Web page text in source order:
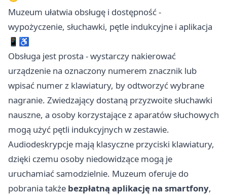
Muzeum ułatwia obsługę i dostępność -
wypożyczenie, słuchawki, pętle indukcyjne i aplikacja
📱♿
Obsługa jest prosta - wystarczy nakierować
urządzenie na oznaczony numerem znacznik lub
wpisać numer z klawiatury, by odtworzyć wybrane
nagranie. Zwiedzający dostaną przyzwoite słuchawki
nauszne, a osoby korzystające z aparatów słuchowych
mogą użyć pętli indukcyjnych w zestawie.
Audiodeskrypcje mają klasyczne przyciski klawiatury,
dzięki czemu osoby niedowidzące mogą je
uruchamiać samodzielnie. Muzeum oferuje do
pobrania także bezpłatną aplikację na smartfony,